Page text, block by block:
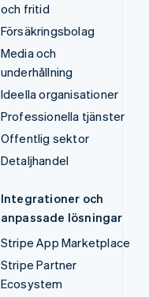
och fritid
Försäkringsbolag
Media och
underhållning
Ideella organisationer
Professionella tjänster
Offentlig sektor
Detaljhandel
Integrationer och
anpassade lösningar
Stripe App Marketplace
Stripe Partner
Ecosystem